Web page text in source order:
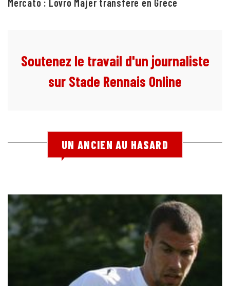
Mercato : Lovro Majer transféré en Grèce
Soutenez le travail d'un journaliste
sur Stade Rennais Online
UN ANCIEN AU HASARD